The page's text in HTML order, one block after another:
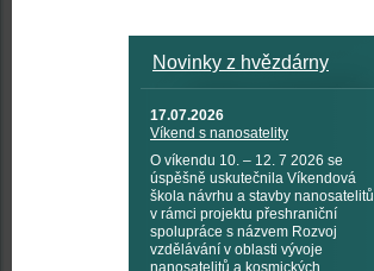
Novinky z hvězdárny
17.07.2026
Víkend s nanosatelity
O víkendu 10. – 12. 7 2026 se
úspěšně uskutečnila Víkendová
škola návrhu a stavby nanosatelitů
v rámci projektu přeshraniční
spolupráce s názvem Rozvoj
vzdělávání v oblasti vývoje
nanosatelitů a kosmických